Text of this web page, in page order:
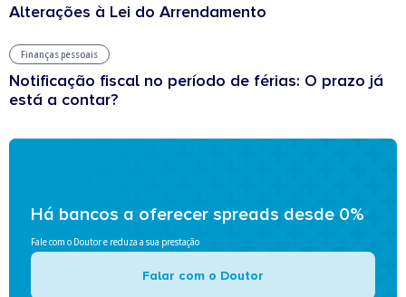
Alterações à Lei do Arrendamento
Finanças pessoais
Notificação fiscal no período de férias: O prazo já
está a contar?
Há bancos a oferecer spreads desde 0%
Fale com o Doutor e reduza a sua prestação
Falar com o Doutor